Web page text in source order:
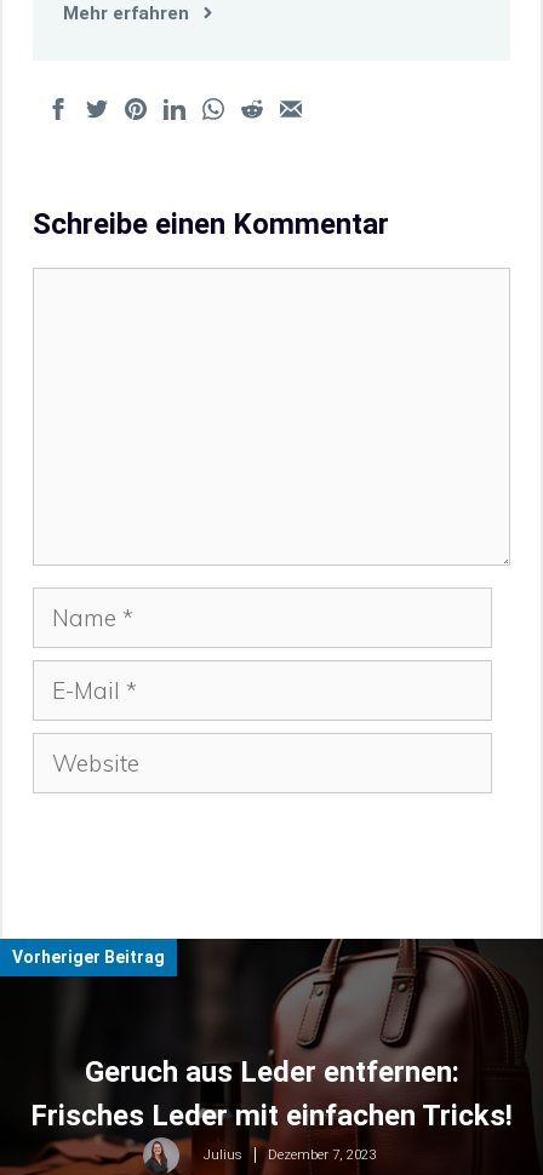
Mehr erfahren
Schreibe einen Kommentar
Vorheriger Beitrag
Geruch aus Leder entfernen:
Frisches Leder mit einfachen Tricks!
Julius Dezember 7, 2023